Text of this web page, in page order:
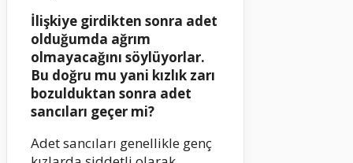
İlişkiye girdikten sonra adet
olduğumda ağrım
olmayacağını söylüyorlar.
Bu doğru mu yani kızlık zarı
bozulduktan sonra adet
sancıları geçer mi?
Adet sancıları genellikle genç